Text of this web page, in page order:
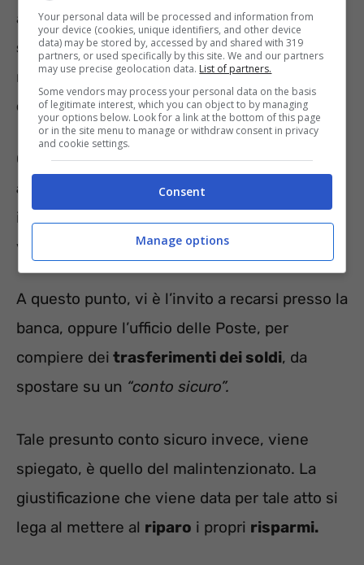
anzitutto ingaggiata mediante un’attività di
smishing o phishing, e successivamente
riceve unatelefonatada parte delfalso
operatore.
Questi, informa di aver notato degliaccessi
anomali
, oppure deimovimenti sospetti
inerenti il
vittima.
A questo punto, vi è l’invito a recarsi presso la
banca, oppure l’ufficio delle Poste, per
compiere dei trasferimenti dei soldi, da
spostare su un “conto sicuro”.
Tale presunto conto sicuro invece, viene
spiegato, è quello del malintenzionato. La
giustificazione che viene data per tale atto si
lega al mettere al riparo i propri risparmi.
Your personal data will be processed and information from
your device (cookies, unique identifiers, and other device
data) may be stored by, accessed by and shared with 319
partners, or used specifically by this site. We and our partners
may use precise geolocation data. List of partners.
Some vendors may process your personal data on the basis
of legitimate interest, which you can object to by managing
your options below. Look for a link at the bottom of this page
or in the site menu to manage or withdraw consent in privacy
and cookie settings.
Consent
Manage options